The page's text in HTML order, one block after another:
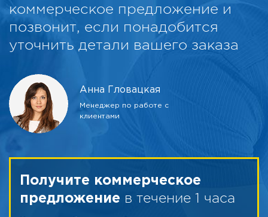
коммерческое предложение и
позвонит, если понадобится
уточнить детали вашего заказа
Анна Гловацкая
Менеджер по работе с
клиентами
Получите коммерческое
предложение в течение 1 часа